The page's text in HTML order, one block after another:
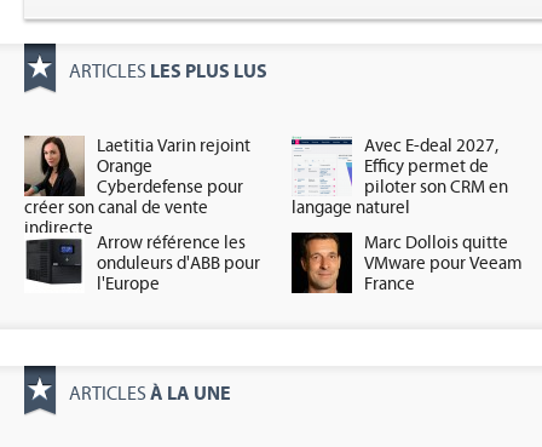
ARTICLES LES PLUS LUS
Laetitia Varin rejoint
Orange
Cyberdefense pour
créer son canal de vente
indirecte
Avec E-deal 2027,
Efficy permet de
piloter son CRM en
langage naturel
Arrow référence les
onduleurs d'ABB pour
l'Europe
Marc Dollois quitte
VMware pour Veeam
France
ARTICLES À LA UNE